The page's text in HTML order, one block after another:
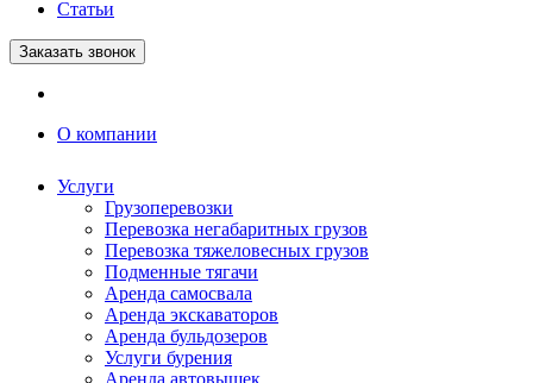
Статьи
Заказать звонок
О компании
Услуги
Грузоперевозки
Перевозка негабаритных грузов
Перевозка тяжеловесных грузов
Подменные тягачи
Аренда самосвала
Аренда экскаваторов
Аренда бульдозеров
Услуги бурения
Аренда автовышек